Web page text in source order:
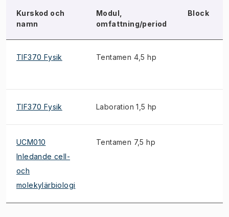
Kurskod och
namn
Modul,
omfattning/period
Block
TIF370 Fysik Tentamen 4,5 hp
TIF370 Fysik Laboration 1,5 hp
UCM010
Inledande cell-
och
molekylärbiologi
Tentamen 7,5 hp